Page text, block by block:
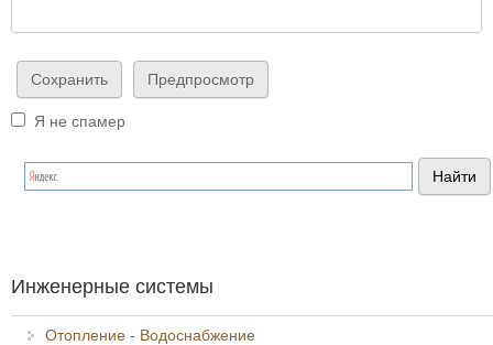
Я не спамер
Я спамер
Инженерные системы
Отопление - Водоснабжение